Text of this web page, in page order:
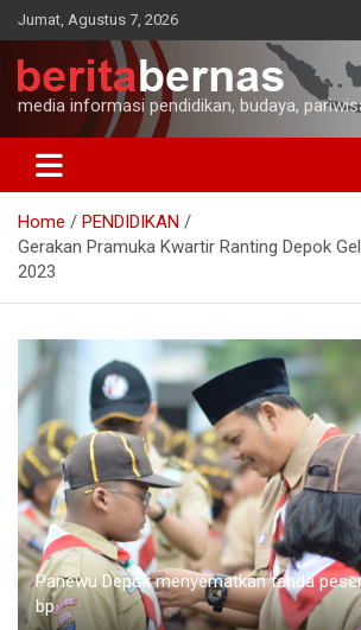
Skip
to
content
Jumat, Agustus 7, 2026
media informasi pendidikan, budaya,
Home
PENDIDIKAN
Gerakan Pramuka Kwartir Ranting Depok
2023
Panewu Depok menyematkan tanda
bp